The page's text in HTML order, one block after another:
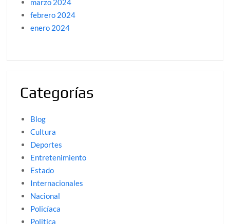
marzo 2024
febrero 2024
enero 2024
Categorías
Blog
Cultura
Deportes
Entretenimiento
Estado
Internacionales
Nacional
Policíaca
Politica